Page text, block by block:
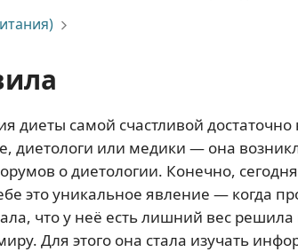
диеты самой счастливой
диетологи или медики — она
о диетологии. Конечно,
это уникальное явление — когда
что у неё есть лишний вес
Для этого она стала изучать